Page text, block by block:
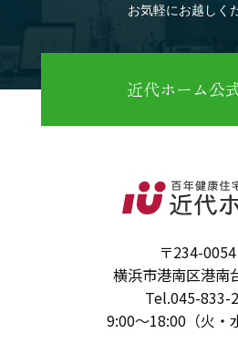
お気軽にお越しく
近代ホーム公
〒234-
横浜市港南区港南
Tel.045-833-
9:00～18:00（火・